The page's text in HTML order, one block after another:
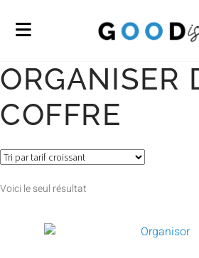
ORGANISER
COFFRE
Voici le seul résultat